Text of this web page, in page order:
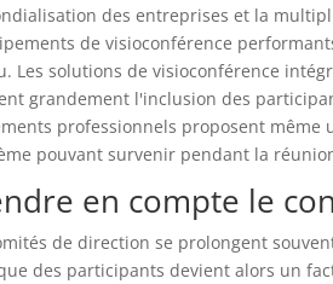
des entreprises et la
de visioconférence
Les solutions de visioconférence
grandement l'inclusion des
professionnels proposent
pouvant survenir pendant la
en compte le
de direction se prolongent
des participants devient alors un